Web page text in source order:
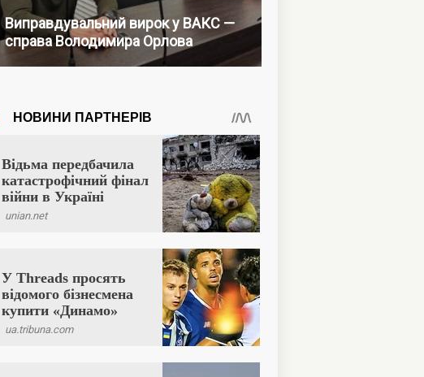
Виправдувальний вирок у ВАКС —
справа Володимира Орлова